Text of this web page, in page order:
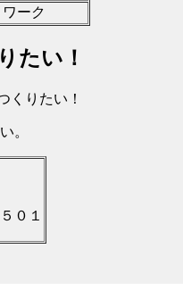
ーク
たい！
くりたい！
さい。
０１